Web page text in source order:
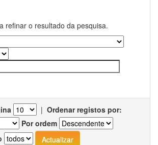
refinar o resultado da pesquisa.
| Ordenar registos por:
Por ordem